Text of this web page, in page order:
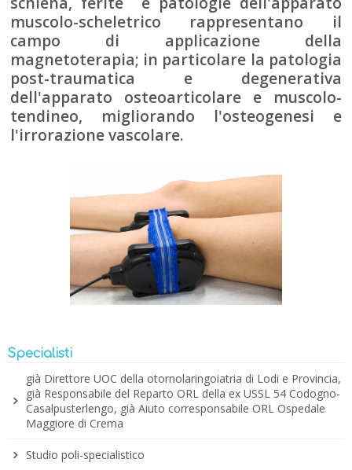
muscolo-scheletrico rappresentano il
campo di applicazione della
magnetoterapia; in particolare la patologia
post-traumatica e degenerativa
dell'apparato osteoarticolare e muscolo-
tendineo, migliorando l'osteogenesi e
l'irrorazione vascolare.
Specialisti
già Direttore UOC della otornolaringoiatria di Lodi e Provincia,
già Responsabile del Reparto ORL della ex USSL 54 Codogno-
Casalpusterlengo, già Aiuto corresponsabile ORL Ospedale
Maggiore di Crema
Studio poli-specialistico